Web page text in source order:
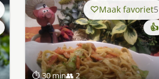
⏱ 30 min👥 2
Maak favoriet5
👍